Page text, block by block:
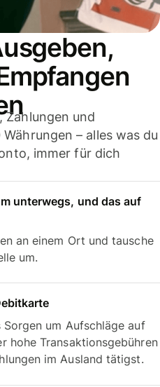
Zahlungen und
– alles was du
immer für dich
unterwegs, und das auf
an einem Ort und tausche
um.
um Aufschläge auf
hohe Transaktionsgebühren
im Ausland tätigst.